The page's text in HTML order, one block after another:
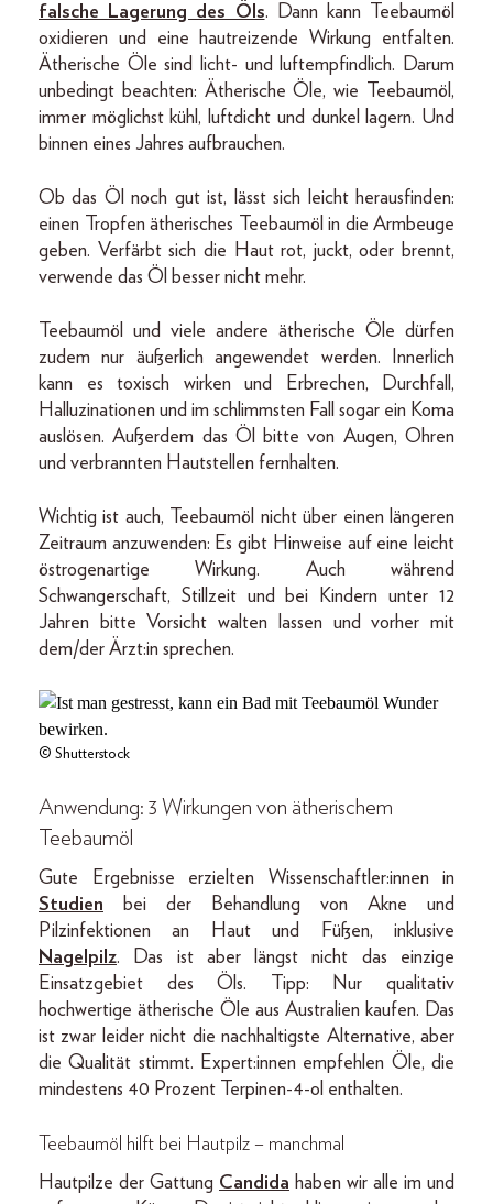
falsche Lagerung des Öls. Dann kann Teebaumöl
oxidieren und eine hautreizende Wirkung entfalten.
Ätherische Öle sind licht- und luftempfindlich. Darum
unbedingt beachten: Ätherische Öle, wie Teebaumöl,
immer möglichst kühl, luftdicht und dunkel lagern. Und
binnen eines Jahres aufbrauchen.
Ob das Öl noch gut ist, lässt sich leicht herausfinden:
einen Tropfen ätherisches Teebaumöl in die Armbeuge
geben. Verfärbt sich die Haut rot, juckt, oder brennt,
verwende das Öl besser nicht mehr.
Teebaumöl und viele andere ätherische Öle dürfen
zudem nur äußerlich angewendet werden. Innerlich
kann es toxisch wirken und Erbrechen, Durchfall,
Halluzinationen und im schlimmsten Fall sogar ein Koma
auslösen. Außerdem das Öl bitte von Augen, Ohren
und verbrannten Hautstellen fernhalten.
Wichtig ist auch, Teebaumöl nicht über einen längeren
Zeitraum anzuwenden: Es gibt Hinweise auf eine leicht
östrogenartige Wirkung. Auch während
Schwangerschaft, Stillzeit und bei Kindern unter 12
Jahren bitte Vorsicht walten lassen und vorher mit
dem/der Ärzt:in sprechen.
© Shutterstock
Anwendung: 3 Wirkungen von ätherischem
Teebaumöl
Gute Ergebnisse erzielten Wissenschaftler:innen in
Studien bei der Behandlung von Akne und
Pilzinfektionen an Haut und Füßen, inklusive
Nagelpilz. Das ist aber längst nicht das einzige
Einsatzgebiet des Öls. Tipp: Nur qualitativ
hochwertige ätherische Öle aus Australien kaufen. Das
ist zwar leider nicht die nachhaltigste Alternative, aber
die Qualität stimmt. Expert:innen empfehlen Öle, die
mindestens 40 Prozent Terpinen-4-ol enthalten.
Teebaumöl hilft bei Hautpilz – manchmal
Hautpilze der Gattung Candida haben wir alle im und